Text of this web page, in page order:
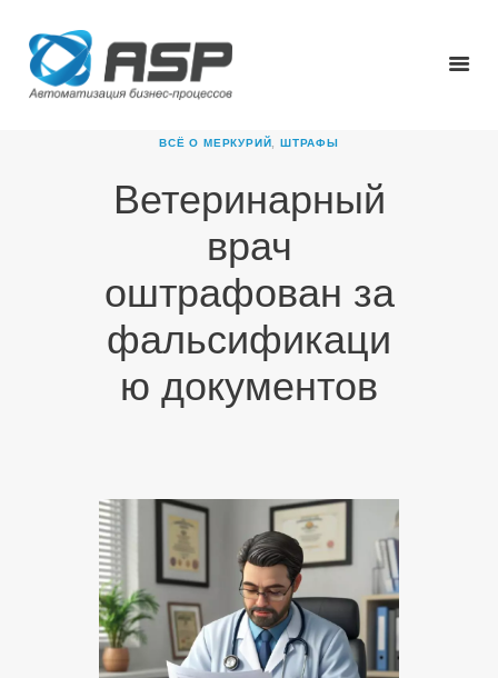
ВСЁ О МЕРКУРИЙ ШТРАФЫ
Ветеринарный
врач
оштрафован за
фальсификаци
ю документов
ГЛАВНАЯ
О КОМПАНИИ
НОВОСТИ
КАРЬЕРА
ПАРТНЕРЫ
КОНТАКТЫ